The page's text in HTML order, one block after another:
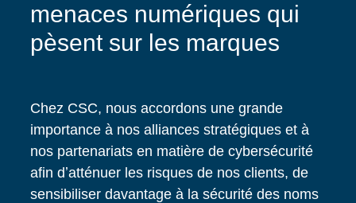
menaces numériques qui
pèsent sur les marques
Chez CSC, nous accordons une grande
importance à nos alliances stratégiques et à
nos partenariats en matière de cybersécurité
afin dʼatténuer les risques de nos clients, de
sensibiliser davantage à la sécurité des noms